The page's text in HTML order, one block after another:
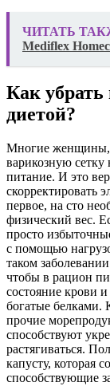
ЧИТАТЬ
Mediflex
Как убрать
диетой?
Многие женщины,
варикозную сетку
питание. И это
скорректировать
первое, на сто
физический вес.
просто
с помощью
таком
чтобы в рацион
состояние крови
богатые белками.
прочие
способствуют
растягиваться.
капусту, которая
способствующие